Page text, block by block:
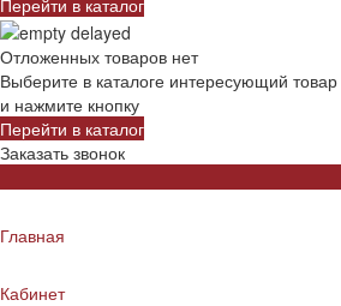
Перейти в каталог
Отложенных товаров нет
Выберите в каталоге интересующий товар
и нажмите кнопку
Перейти в каталог
Заказать звонок
Главная
Кабинет